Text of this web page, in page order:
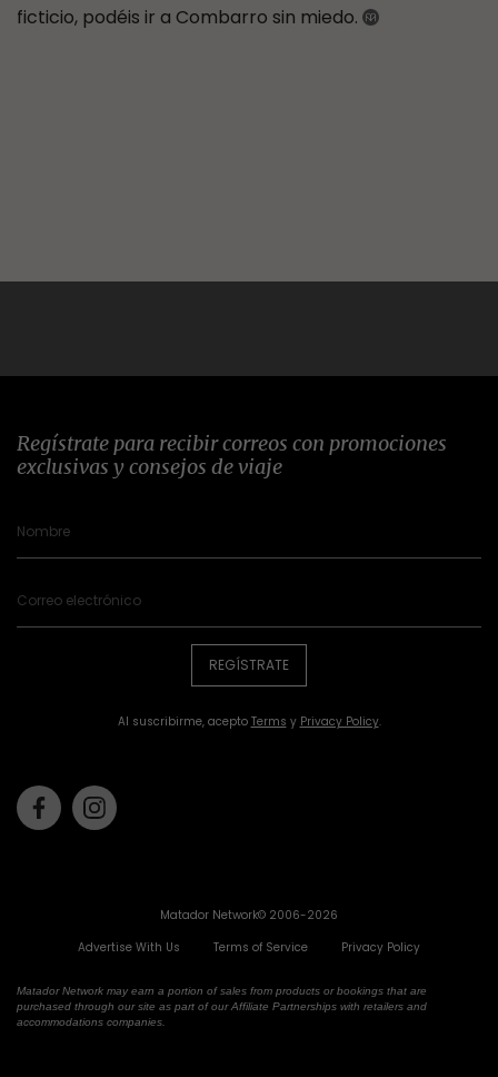
ficticio, podéis ir a Combarro sin miedo.
Regístrate para recibir correos con promociones
exclusivas y consejos de viaje
REGÍSTRATE
Al suscribirme, acepto Terms y Privacy Policy.
Facebook
Matador Network© 2006-2026
Advertise With Us
Terms of Service Privacy Policy
Matador Network may earn a portion of sales from products or bookings that are
purchased through our site as part of our Affiliate Partnerships with retailers and
accommodations companies.